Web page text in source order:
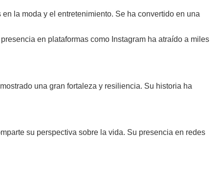
la moda y el entretenimiento. Se ha convertido en una
en plataformas como Instagram ha atraído a miles
una gran fortaleza y resiliencia. Su historia ha
su perspectiva sobre la vida. Su presencia en redes